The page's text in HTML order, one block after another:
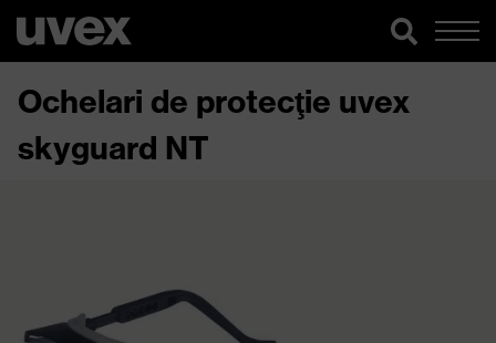
Ochelari de protecţie uvex
skyguard NT